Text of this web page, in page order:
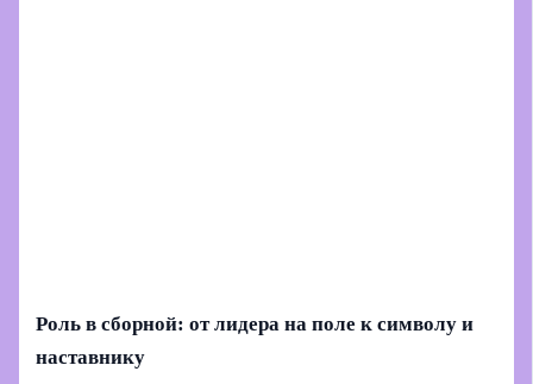
Роль в сборной: от лидера на поле к символу и
наставнику